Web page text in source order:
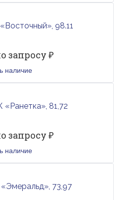
98.11
запросу ₽
наличие
81,72
запросу ₽
наличие
73,97